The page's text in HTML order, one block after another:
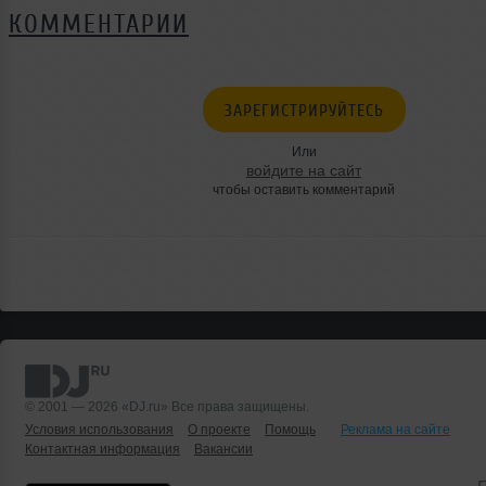
КОММЕНТАРИИ
ЗАРЕГИСТРИРУЙТЕСЬ
Или
войдите на сайт
чтобы оставить комментарий
© 2001 — 2026 «DJ.ru» Все права защищены.
Условия использования
О проекте Помощь
Реклама на сайте
Контактная информация
Вакансии